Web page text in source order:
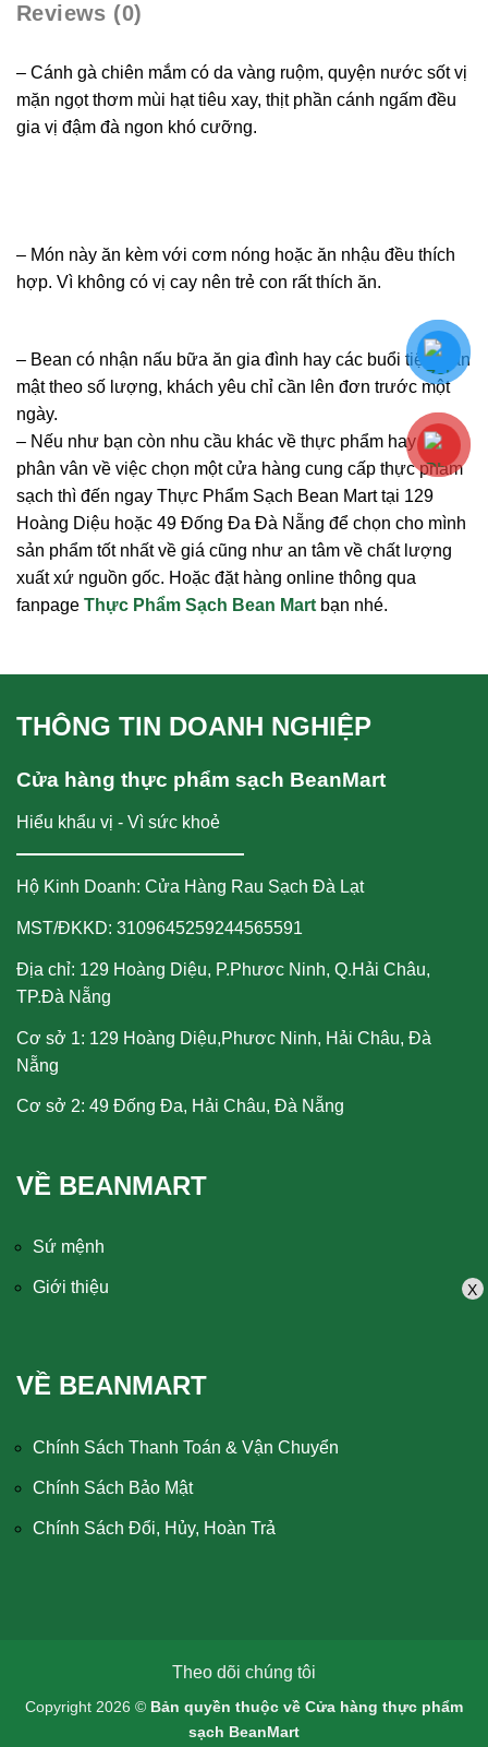
Reviews (0)
– Cánh gà chiên mắm có da vàng ruộm, quyện nước sốt vị
mặn ngọt thơm mùi hạt tiêu xay, thịt phần cánh ngấm đều
gia vị đậm đà ngon khó cưỡng.
– Món này ăn kèm với cơm nóng hoặc ăn nhậu đều thích
hợp. Vì không có vị cay nên trẻ con rất thích ăn.
– Bean có nhận nấu bữa ăn gia đình hay các buổi tiệc thân
mật theo số lượng, khách yêu chỉ cần lên đơn trước một
ngày.
– Nếu như bạn còn nhu cầu khác về thực phẩm hay còn
phân vân về việc chọn một cửa hàng cung cấp thực phẩm
sạch thì đến ngay Thực Phẩm Sạch Bean Mart tại 129
Hoàng Diệu hoặc 49 Đống Đa Đà Nẵng để chọn cho mình
sản phẩm tốt nhất về giá cũng như an tâm về chất lượng
xuất xứ nguồn gốc. Hoặc đặt hàng online thông qua
fanpage Thực Phẩm Sạch Bean Mart bạn nhé.
X
THÔNG TIN DOANH NGHIỆP
Cửa hàng thực phẩm sạch BeanMart
Hiểu khẩu vị - Vì sức khoẻ
Hộ Kinh Doanh: Cửa Hàng Rau Sạch Đà Lạt
MST/ĐKKD: 3109645259244565591
Địa chỉ: 129 Hoàng Diệu, P.Phươc Ninh, Q.Hải Châu,
TP.Đà Nẵng
Cơ sở 1: 129 Hoàng Diệu,Phươc Ninh, Hải Châu, Đà
Nẵng
Cơ sở 2: 49 Đống Đa, Hải Châu, Đà Nẵng
VỀ BEANMART
Sứ mệnh
Giới thiệu
VỀ BEANMART
Chính Sách Thanh Toán & Vận Chuyển
Chính Sách Bảo Mật
Chính Sách Đổi, Hủy, Hoàn Trả
Theo dõi chúng tôi
Copyright 2026 © Bản quyền thuộc về Cửa hàng thực phẩm
sạch BeanMart